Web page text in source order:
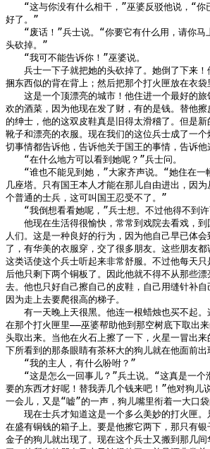
“这与你没有什么相干，”巫婆反驳他说，“你
好了。”
“废话！”兵士说。“你要它有什么用，请你马
头砍掉。”
“我可不能告诉你！”巫婆说。
兵士一下子就把她的头砍掉了。她倒了下来！
捆东西似的背在背上；然后把那个打火匣放在衣袋
这是一个顶漂亮的城市！他住进一个最好的旅
欢的酒菜，因为他现在发了财，有的是钱。替他
的绅士，他的这双皮鞋真是旧得太滑稽了。但是
靴子和漂亮的衣服。现在我们的这位兵士成了一
切事情都告诉他，告诉他关于国王的事情，告诉
“在什么地方可以看到她呢？”兵士问。
“谁也不能见到她，”大家齐声说。“她住在一
几座塔。只有国王本人才能在那儿自由进出，因
个普通的士兵，这可叫国王忍受不了。”
“我倒想看看她呢，”兵士想。不过他得不到许
他现在生活得很愉快，常常到戏院去看戏，到
人们。这是一种良好的行为，因为他自己早已体
了，有华美的衣服穿，交了很多朋友。这些朋友
这类话使这个兵士听起来非常舒服。不过他每天
后他只剩下两个铜板了。因此他就不得不从那些
去。他也只好自己擦自己的皮鞋，自己用缝针补
因为走上去要爬很高的梯子。
有一天晚上天很黑。他连一根蜡烛也买不起。
在那个打火匣里——巫婆帮助他到那空树底下取出
头取出来。当他在火石上擦了一下，火星一冒出
下所看到的那条眼睛有茶杯大的狗儿就在他面前出
“我的主人，有什么吩咐？”
“这是怎么一回事儿？”兵土说。“这真是一个
要的东西才好呢！替我弄几个钱来吧！”他对狗儿
一会儿，又是“嘘”的一声，狗儿嘴里衔着一大口袋
现在士兵才知道这是一个多么美妙的打火匣。
在盛有铜钱的箱子上。要是他擦它两下，那只有
金子的狗儿就出现了。现在这个兵士又搬到那几